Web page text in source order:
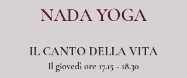
NADA YOGA
IL CANTO DELLA VITA
Il giovedì ore 17.15 - 18.30